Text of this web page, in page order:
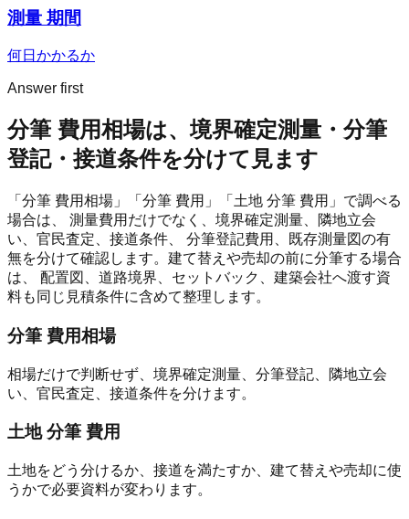
測量 期間
何日かかるか
Answer first
分筆 費用相場は、境界確定測量・分筆
登記・接道条件を分けて見ます
「分筆 費用相場」「分筆 費用」「土地 分筆 費用」で調べる
場合は、 測量費用だけでなく、境界確定測量、隣地立会
い、官民査定、接道条件、 分筆登記費用、既存測量図の有
無を分けて確認します。建て替えや売却の前に分筆する場合
は、 配置図、道路境界、セットバック、建築会社へ渡す資
料も同じ見積条件に含めて整理します。
分筆 費用相場
相場だけで判断せず、境界確定測量、分筆登記、隣地立会
い、官民査定、接道条件を分けます。
土地 分筆 費用
土地をどう分けるか、接道を満たすか、建て替えや売却に使
うかで必要資料が変わります。